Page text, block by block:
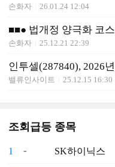
손화자 26.01.24 12:04
■■● 법개정 양극화 코
손화자 25.12.21 22:39
인투셀(287840), 2026
밸류인사이트 25.12.15 16:30
조회급등 종목
1 SK하이닉스